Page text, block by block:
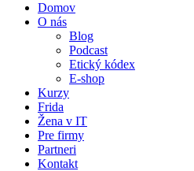
Domov
O nás
Blog
Podcast
Etický kódex
E-shop
Kurzy
Frida
Žena v IT
Pre firmy
Partneri
Kontakt